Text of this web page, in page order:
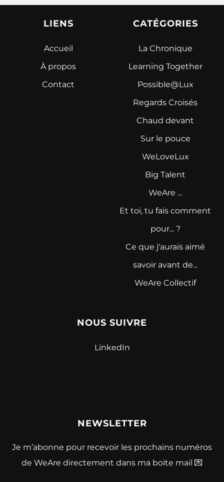
LIENS
Accueil
À propos
Contact
CATÉGORIES
La Chronique
Learning Together
Possible@Lux
Regards Croisés
Chaud devant
Sur le pouce
WeLoveLux
Big Talent
WeAre ...
Et toi, tu fais comment
pour... ?
Ce que j'aurais aimé
savoir avant de...
WeAre Collectif
NOUS SUIVRE
LinkedIn
NEWSLETTER
Je m’abonne pour recevoir les prochains numéros
de WeAre directement dans ma boite mail 💌